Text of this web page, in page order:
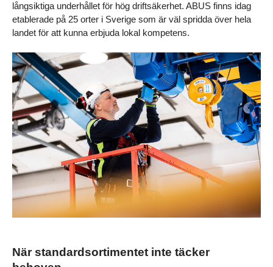
långsiktiga underhållet för hög driftsäkerhet. ABUS finns idag
etablerade på 25 orter i Sverige som är väl spridda över hela
landet för att kunna erbjuda lokal kompetens.
När standardsortimentet inte täcker